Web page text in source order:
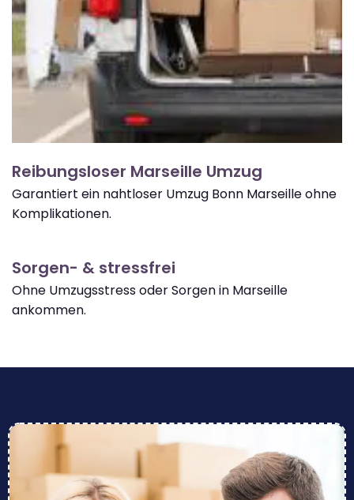
Reibungsloser Marseille Umzug
Garantiert ein nahtloser Umzug Bonn Marseille ohne
Komplikationen.
Sorgen- & stressfrei
Ohne Umzugsstress oder Sorgen in Marseille
ankommen.